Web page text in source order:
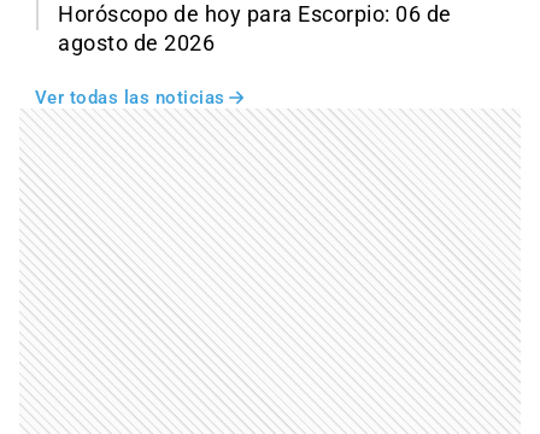
Horóscopo de hoy para Escorpio: 06 de
agosto de 2026
Ver todas las noticias